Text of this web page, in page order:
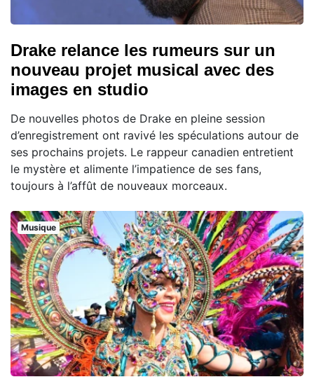
Drake relance les rumeurs sur un
nouveau projet musical avec des
images en studio
De nouvelles photos de Drake en pleine session
d’enregistrement ont ravivé les spéculations autour de
ses prochains projets. Le rappeur canadien entretient
le mystère et alimente l’impatience de ses fans,
toujours à l’affût de nouveaux morceaux.
Musique